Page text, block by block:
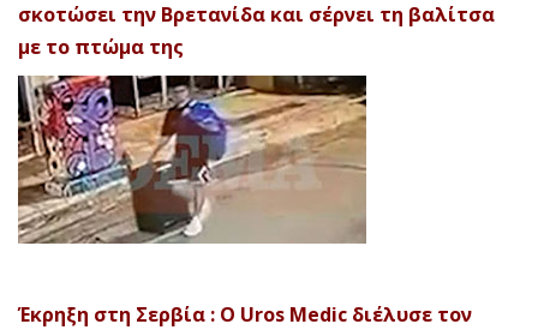
σκοτώσει την Βρετανίδα και σέρνει τη βαλίτσα
με το πτώμα της
Έκρηξη στη Σερβία : Ο Uros Medic διέλυσε τον